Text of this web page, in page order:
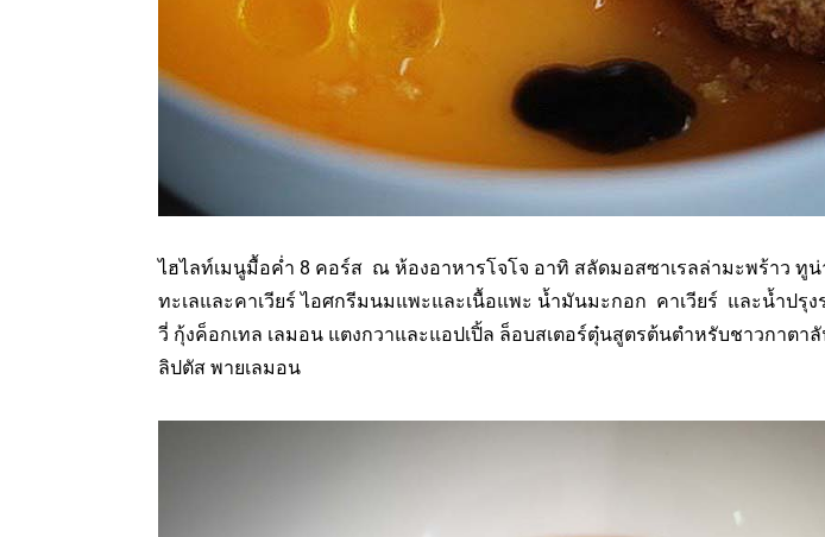
ไฮไลท์เมนูมื้อค่ำ 8 คอร์ส ณ ห้องอาหารโจโจ อาทิ สลัดมอสซาเรลล่ามะพร้าว ทู
ทะเลและคาเวียร์ ไอศกรีมนมแพะและเนื้อแพะ น้ำมันมะกอก คาเวียร์ และน้ำปรุ
วี่ กุ้งค็อกเทล เลมอน แตงกวาและแอปเปิ้ล ล็อบสเตอร์ตุ๋นสูตรต้นตำหรับชาวกาต
ลิปตัส พายเลมอน